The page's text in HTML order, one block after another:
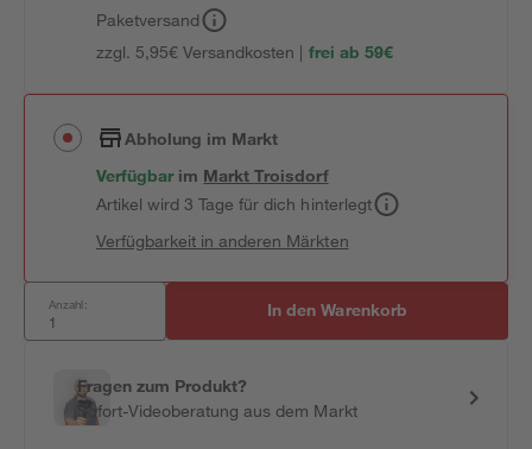
Paketversand
zzgl. 5,95€ Versandkosten | frei ab 59€
Abholung im Markt
Verfügbar im MarktTroisdorf
Artikel wird 3 Tage für dich hinterlegt
Verfügbarkeit in anderen Märkten
Anzahl: In den Warenkorb
Fragen zum Produkt?
Sofort-Videoberatung aus dem Markt